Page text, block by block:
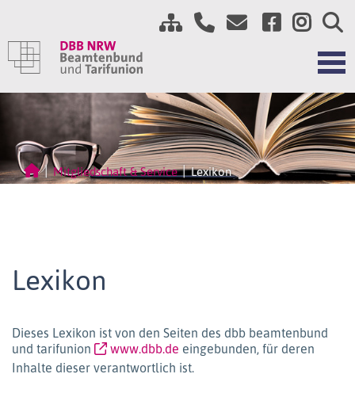
Mitgliedschaft & Service Lexikon
Lexikon
Dieses Lexikon ist von den Seiten des dbb beamtenbund
und tarifunion
www.dbb.de eingebunden, für deren
Inhalte dieser verantwortlich ist.